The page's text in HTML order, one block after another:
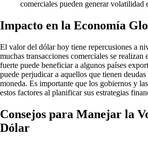
comerciales pueden generar volatilidad
Impacto en la Economía
El valor del dólar hoy tiene repercusiones a
muchas transacciones comerciales se
fuerte puede beneficiar a algunos países
puede perjudicar a aquellos que tienen deudas
moneda. Es importante que los gobiernos y
estos factores al planificar sus estrategias
Consejos para Manejar la
Dólar